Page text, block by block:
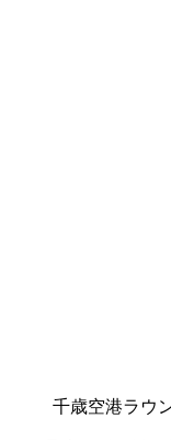
千歳空港ラウ